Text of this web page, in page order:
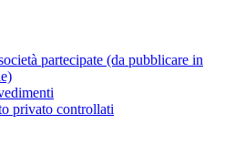
partecipate (da pubblicare in
privato controllati